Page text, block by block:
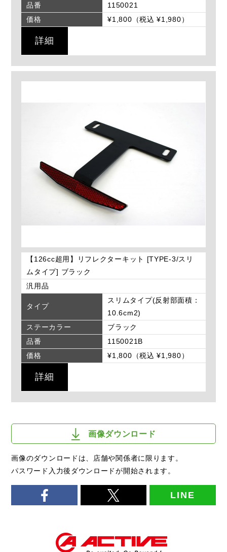
品番
1150021
価格
¥1,800（税込 ¥1,980）
詳細
【126cc超用】リフレクターキット [TYPE-3/スリ
ムタイプ] ブラック
汎用品
タイプ
スリムタイプ(反射部面積：
10.6cm2)
ステーカラー
ブラック
品番
1150021B
価格
¥1,800（税込 ¥1,980）
詳細
画像ダウンロード
画像のダウンロードは、店舗や関係者に限ります。
パスワード入力後ダウンロードが開始されます。
LINE